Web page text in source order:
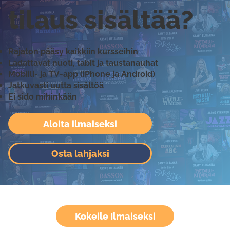
Aloita ilmaiseksi
Osta lahjaksi
tilaus sisältää?
Rajaton pääsy kaikkiin kursseihin
Ladattavat nuoti, tabit ja taustanauhat
Mobiili- ja TV-app (iPhone ja Android)
Jatkuvasti uutta sisältöä
Ei sido mihinkään
Kokeile Ilmaiseksi